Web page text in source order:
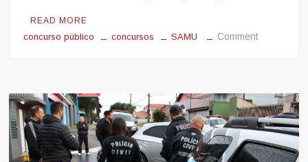
READ MORE
concurso público concursos SAMU Commenton
400
vagas
de